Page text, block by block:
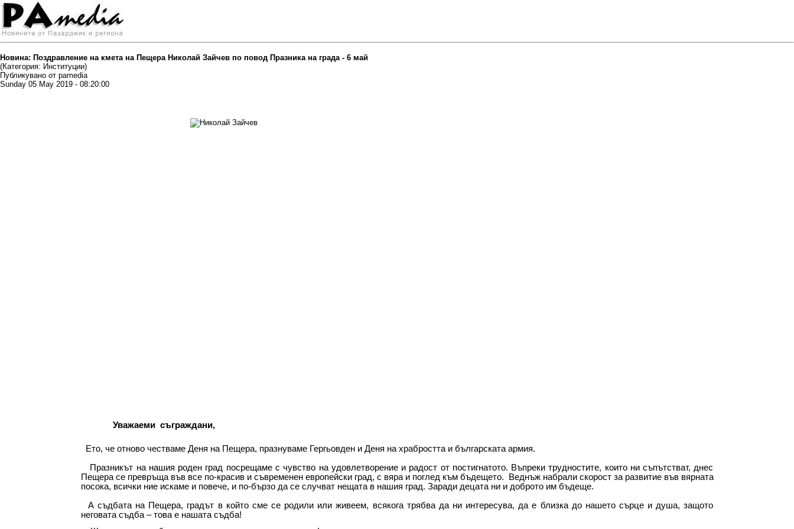
Новина: Поздравление на кмета на Пещера Николай Зайчев по повод Празника на града - 6 май
(Категория: Институции)
Публикувано от pamedia
Sunday 05 May 2019 - 08:20:00
Уважаеми съграждани,
Ето, че отново честваме Деня на Пещера, празнуваме Гергьовден и Деня на храбростта и българската армия.
Празникът на нашия роден град посрещаме с чувство на удовлетворение и радост от постигнатото. Въпреки трудностите, които ни съпътстват, днес
Пещера се превръща във все по-красив и съвременен европейски град, с вяра и поглед към бъдещето. Веднъж набрали скорост за развитие във вярната
посока, всички ние искаме и повече, и по-бързо да се случват нещата в нашия град. Заради децата ни и доброто им бъдеще.
А съдбата на Пещера, градът в който сме се родили или живеем, всякога трябва да ни интересува, да е близка до нашето сърце и душа, защото
неговата съдба – това е нашата съдба!